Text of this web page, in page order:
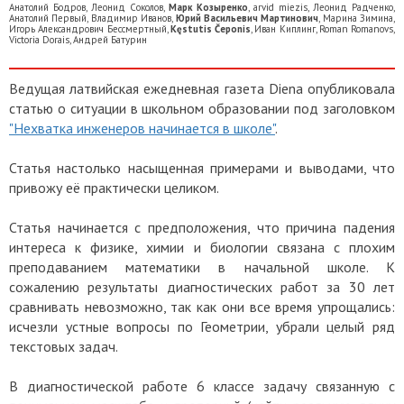
Анатолий Бодров, Леонид Соколов, Марк Козыренко, arvid miezis, Леонид Радченко,
Анатолий Первый, Владимир Иванов, Юрий Васильевич Мартинович, Марина Зимина,
Игорь Александрович Бессмертный,Kęstutis Čeponis, Иван Киплинг, Roman Romanovs,
Victoria Dorais,Андрей Батурин
Ведущая латвийская ежедневная газета Diena опубликовала
статью о ситуации в школьном образовании под заголовком
"Нехватка инженеров начинается в школе".
Статья настолько насыщенная примерами и выводами, что
привожу её практически целиком.
Статья начинается с предположения, что причина падения
интереса к физике, химии и биологии связана с плохим
преподаванием математики в начальной школе. К
сожалению результаты диагностических работ за 30 лет
сравнивать невозможно, так как они все время упрощались:
исчезли устные вопросы по Геометрии, убрали целый ряд
текстовых задач.
В диагностической работе 6 классе задачу связанную с